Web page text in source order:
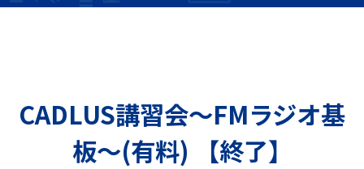
CADLUS講習会～FMラジオ基
板～(有料) 【終了】